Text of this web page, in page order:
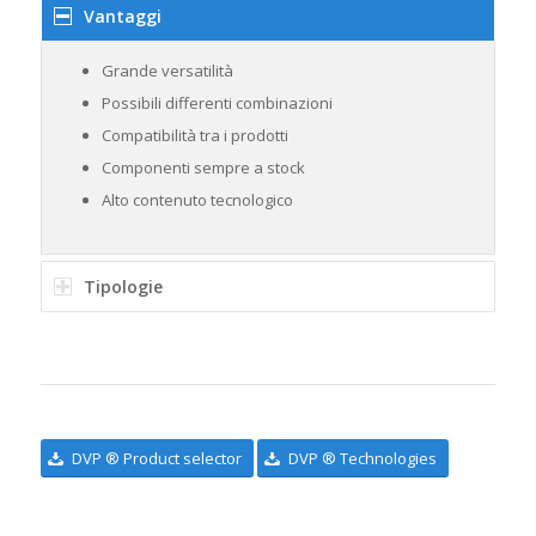
Vantaggi
Grande versatilità
Possibili differenti combinazioni
Compatibilità tra i prodotti
Componenti sempre a stock
Alto contenuto tecnologico
Tipologie
DVP ® Product selector DVP ® Technologies